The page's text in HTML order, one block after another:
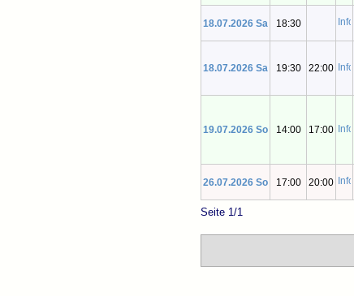
18.07.2026 Sa 18:30
18.07.2026 Sa 19:30 22:00
19.07.2026 So 14:00 17:00
26.07.2026 So 17:00 20:00
Seite 1/1